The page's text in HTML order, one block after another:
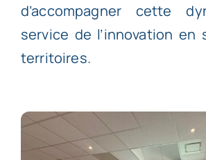
d’accompagner cette
service de l’innovation en
territoires.